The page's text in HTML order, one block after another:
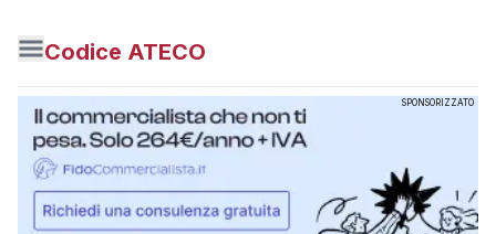
Codice ATECO
SPONSORIZZATO